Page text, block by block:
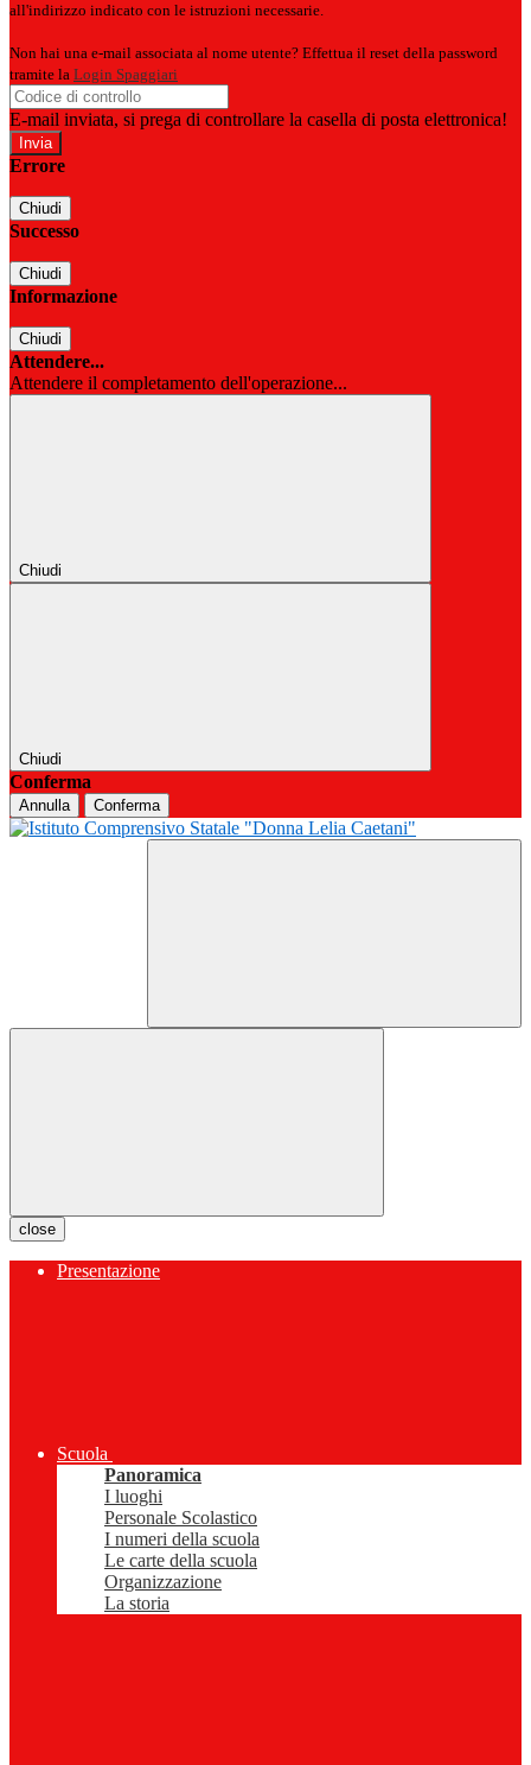
all'indirizzo indicato con le istruzioni necessarie.
Non hai una e-mail associata al nome utente? Effettua il reset della password
tramite la Login Spaggiari
E-mail inviata, si prega di controllare la casella di posta elettronica!
Errore
Chiudi
Successo
Chiudi
Informazione
Chiudi
Attendere...
Attendere il completamento dell'operazione...
Chiudi
Chiudi
Conferma
Annulla Conferma
close
Presentazione
Scuola
Panoramica
I luoghi
Personale Scolastico
I numeri della scuola
Le carte della scuola
Organizzazione
La storia